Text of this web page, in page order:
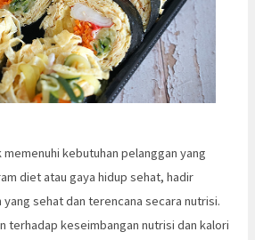
kebutuhan pelanggan yang
diet atau gaya hidup sehat, hadir
yang sehat dan terencana secara nutrisi.
terhadap keseimbangan nutrisi dan kalori